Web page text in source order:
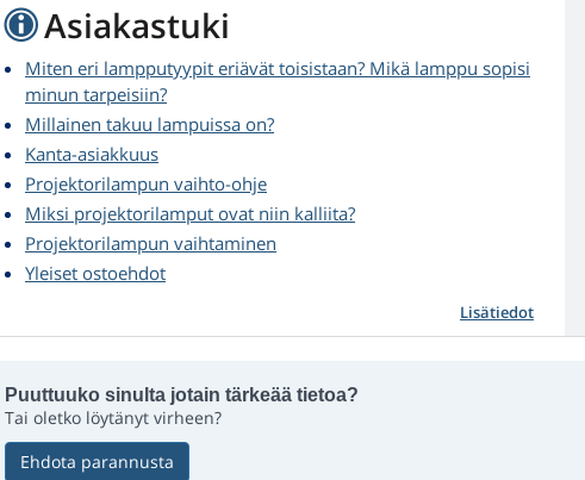
Asiakastuki
Miten eri lampputyypit eriävät toisistaan? Mikä lamppu sopisi
minun tarpeisiin?
Millainen takuu lampuissa on?
Kanta-asiakkuus
Projektorilampun vaihto-ohje
Miksi projektorilamput ovat niin kalliita?
Projektorilampun vaihtaminen
Yleiset ostoehdot
Lisätiedot
Puuttuuko sinulta jotain tärkeää tietoa?
Tai oletko löytänyt virheen?
Ehdota parannusta